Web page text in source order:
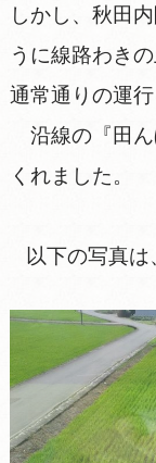
しかし、秋田
うに線路わき
通常通りの運行
沿線の『田ん
くれました。
以下の写真は